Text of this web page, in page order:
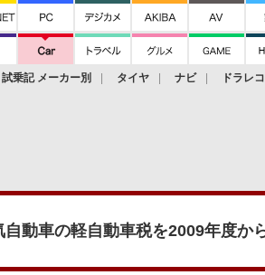
試乗記 メーカー別 タイヤ ナビ ドラレコ
自動車の軽自動車税を2009年度か